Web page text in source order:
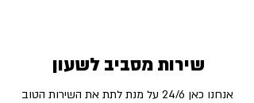
שירות מסביב לשעון
אנחנו כאן 24/6 על מנת לתת את השירות הטוב